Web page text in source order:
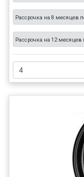
Рассрочка на 8 месяцев
Рассрочка на 12